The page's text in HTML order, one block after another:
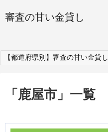
審査の甘い金貸し
【都道府県別】審査の甘い金貸し
「 鹿屋市 」 一覧